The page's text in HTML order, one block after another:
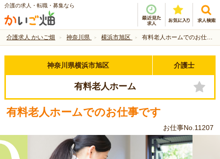
介護の求人・転職・募集なら
介護求人 かいご畑 神奈川県 横浜市旭区 有料老人ホームでのお仕事です
神奈川県横浜市旭区 介護士
有料老人ホーム
有料老人ホームでのお仕事です
お仕事No.11207